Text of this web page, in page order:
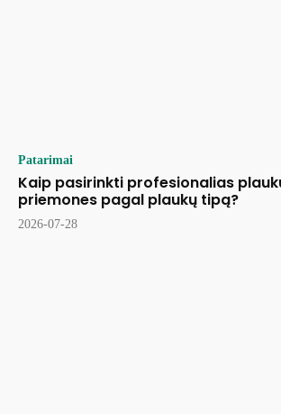
Patarimai
Kaip pasirinkti profesionalias
priemones pagal plaukų tipą?
2026-07-28